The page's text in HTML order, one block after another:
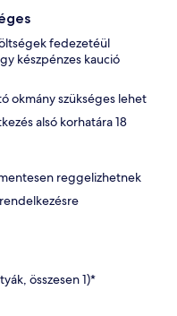
fedezetéül
készpénzes kaució
okmány szükséges lehet
alsó korhatára 18
reggelizhetnek
összesen 1)*